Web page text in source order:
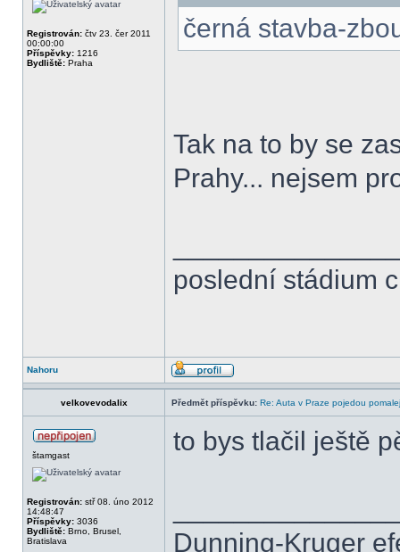
Registrován: čtv 23. čer 2011
00:00:00
Příspěvky: 1216
Bydliště: Praha
černá stavba-
Tak na to by se
Prahy... nejsem
poslední stádium
Nahoru
velkovevodalix Předmět příspěvku: Re: Auta v Praze pojedou
štamgast
Registrován: stř 08. úno 2012
14:48:47
Příspěvky: 3036
Bydliště: Brno, Brusel,
Bratislava
to bys tlačil ještě
Dunning-Kruger